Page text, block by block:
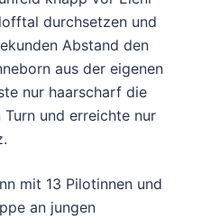
durchsetzen und
Abstand den
aus der eigenen
nur haarscharf die
und erreichte nur
mit 13 Pilotinnen und
an jungen